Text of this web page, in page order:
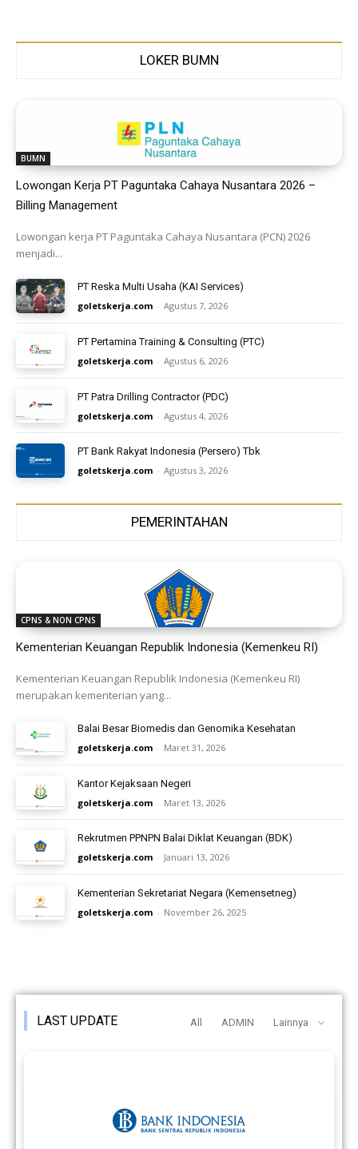
LOKER BUMN
BUMN
Lowongan Kerja PT Paguntaka Cahaya Nusantara 2026 –
Billing Management
Lowongan kerja PT Paguntaka Cahaya Nusantara (PCN) 2026
menjadi...
PT Reska Multi Usaha (KAI Services)
goletskerja.com - Agustus 7, 2026
PT Pertamina Training & Consulting (PTC)
goletskerja.com - Agustus 6, 2026
PT Patra Drilling Contractor (PDC)
goletskerja.com - Agustus 4, 2026
PT Bank Rakyat Indonesia (Persero) Tbk
goletskerja.com - Agustus 3, 2026
PEMERINTAHAN
CPNS & NON CPNS
Kementerian Keuangan Republik Indonesia (Kemenkeu RI)
Kementerian Keuangan Republik Indonesia (Kemenkeu RI)
merupakan kementerian yang...
Balai Besar Biomedis dan Genomika Kesehatan
goletskerja.com - Maret 31, 2026
Kantor Kejaksaan Negeri
goletskerja.com - Maret 13, 2026
Rekrutmen PPNPN Balai Diklat Keuangan (BDK)
goletskerja.com - Januari 13, 2026
Kementerian Sekretariat Negara (Kemensetneg)
goletskerja.com - November 26, 2025
LAST UPDATE All ADMIN Lainnya